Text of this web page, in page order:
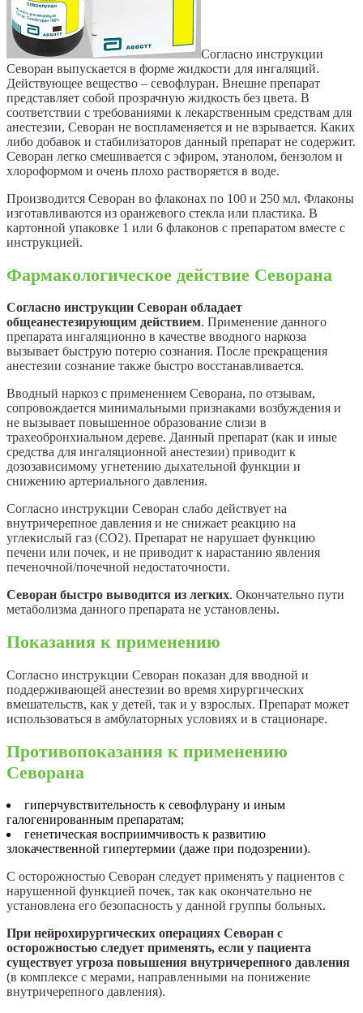
Согласно инструкции
Севоран выпускается в форме жидкости для ингаляций.
Действующее вещество – севофлуран. Внешне препарат
представляет собой прозрачную жидкость без цвета. В
соответствии с требованиями к лекарственным средствам для
анестезии, Севоран не воспламеняется и не взрывается. Каких
либо добавок и стабилизаторов данный препарат не содержит.
Севоран легко смешивается с эфиром, этанолом, бензолом и
хлороформом и очень плохо растворяется в воде.
Производится Севоран во флаконах по 100 и 250 мл. Флаконы
изготавливаются из оранжевого стекла или пластика. В
картонной упаковке 1 или 6 флаконов с препаратом вместе с
инструкцией.
Фармакологическое действие Севорана
Согласно инструкции Севоран обладает
общеанестезирующим действием. Применение данного
препарата ингаляционно в качестве вводного наркоза
вызывает быструю потерю сознания. После прекращения
анестезии сознание также быстро восстанавливается.
Вводный наркоз с применением Севорана, по отзывам,
сопровождается минимальными признаками возбуждения и
не вызывает повышенное образование слизи в
трахеобронхиальном дереве. Данный препарат (как и иные
средства для ингаляционной анестезии) приводит к
дозозависимому угнетению дыхательной функции и
снижению артериального давления.
Согласно инструкции Севоран слабо действует на
внутричерепное давления и не снижает реакцию на
углекислый газ (СО2). Препарат не нарушает функцию
печени или почек, и не приводит к нарастанию явления
печеночной/почечной недостаточности.
Севоран быстро выводится из легких. Окончательно пути
метаболизма данного препарата не установлены.
Показания к применению
Согласно инструкции Севоран показан для вводной и
поддерживающей анестезии во время хирургических
вмешательств, как у детей, так и у взрослых. Препарат может
использоваться в амбулаторных условиях и в стационаре.
Противопоказания к применению
Севорана
гиперчувствительность к севофлурану и иным
галогенированным препаратам;
генетическая восприимчивость к развитию
злокачественной гипертермии (даже при подозрении).
С осторожностью Севоран следует применять у пациентов с
нарушенной функцией почек, так как окончательно не
установлена его безопасность у данной группы больных.
При нейрохирургических операциях Севоран с
осторожностью следует применять, если у пациента
существует угроза повышения внутричерепного давления
(в комплексе с мерами, направленными на понижение
внутричерепного давления).